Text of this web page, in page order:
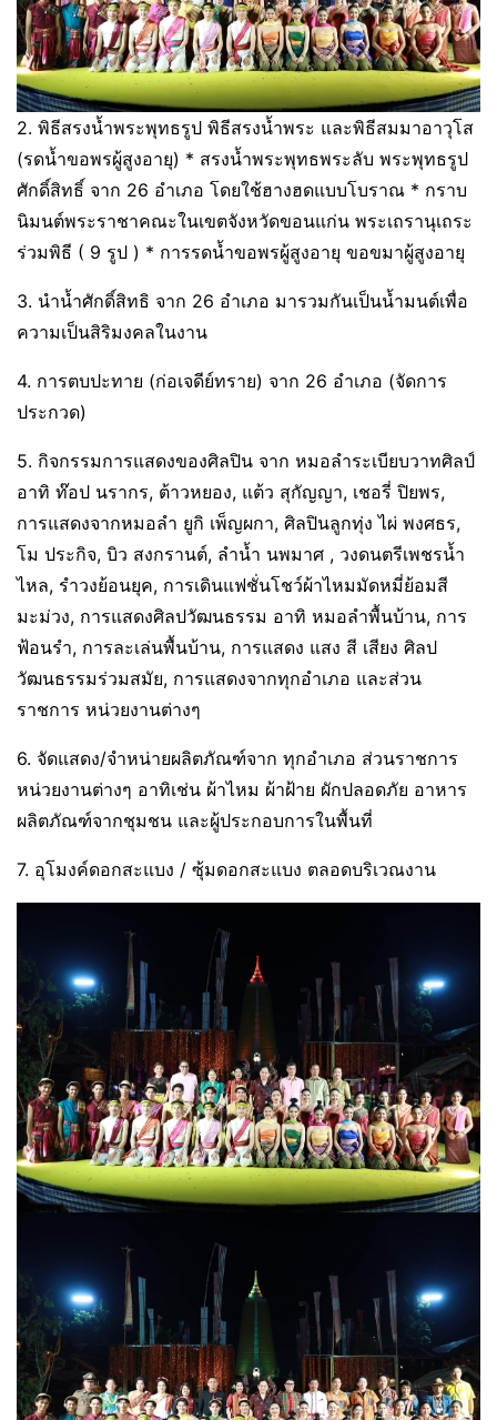
2. พิธีสรงน้ำพระพุทธรูป พิธีสรงน้ำพระ และพิธีสมมาอาวุโส
(รดน้ำขอพรผู้สูงอายุ) * สรงน้ำพระพุทธพระลับ พระพุทธรูป
ศักดิ์สิทธิ์ จาก 26 อำเภอ โดยใช้ฮางฮดแบบโบราณ * กราบ
นิมนต์พระราชาคณะในเขตจังหวัดขอนแก่น พระเถรานุเถระ
ร่วมพิธี ( 9 รูป ) * การรดน้ำขอพรผู้สูงอายุ ขอขมาผู้สูงอายุ
3. นำน้ำศักดิ์สิทธิ จาก 26 อำเภอ มารวมกันเป็นน้ำมนต์เพื่อ
ความเป็นสิริมงคลในงาน
4. การตบปะทาย (ก่อเจดีย์ทราย) จาก 26 อำเภอ (จัดการ
ประกวด)
5. กิจกรรมการแสดงของศิลปิน จาก หมอลำระเบียบวาทศิลป์
อาทิ ท๊อป นรากร, ต้าวหยอง, แต้ว สุกัญญา, เชอรี่ ปิยพร,
การแสดงจากหมอลำ ยูกิ เพ็ญผกา, ศิลปินลูกทุ่ง ไผ่ พงศธร,
โม ประกิจ, บิว สงกรานต์, ลำน้ำ นพมาศ , วงดนตรีเพชรน้ำ
ไหล, รำวงย้อนยุค, การเดินแฟชั่นโชว์ผ้าไหมมัดหมี่ย้อมสี
มะม่วง, การแสดงศิลปวัฒนธรรม อาทิ หมอลำพื้นบ้าน, การ
ฟ้อนรำ, การละเล่นพื้นบ้าน, การแสดง แสง สี เสียง ศิลป
วัฒนธรรมร่วมสมัย, การแสดงจากทุกอำเภอ และส่วน
ราชการ หน่วยงานต่างๆ
6. จัดแสดง/จำหน่ายผลิตภัณฑ์จาก ทุกอำเภอ ส่วนราชการ
หน่วยงานต่างๆ อาทิเช่น ผ้าไหม ผ้าฝ้าย ผักปลอดภัย อาหาร
ผลิตภัณฑ์จากชุมชน และผู้ประกอบการในพื้นที่
7. อุโมงค์ดอกสะแบง / ซุ้มดอกสะแบง ตลอดบริเวณงาน